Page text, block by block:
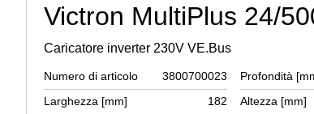
Victron MultiPlus 24/
Caricatore inverter 230V VE.Bus
Numero di articolo 3800700023 Profondità
Larghezza [mm]
182 Altezza [mm]